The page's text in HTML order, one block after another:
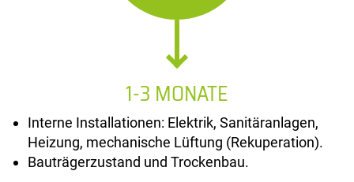
1-3 MONATE
Interne Installationen: Elektrik, Sanitäranlagen,
Heizung, mechanische Lüftung (Rekuperation).
Bauträgerzustand und Trockenbau.